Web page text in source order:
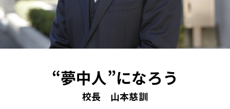
“夢中人”になろう
校長 山本慈訓